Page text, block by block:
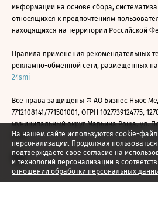
На нашем сайте используются cookie-
персонализации. Продолжая
подтверждаете свое согласие на
и технологий персонализации в
отношении обработки персональных
информации на основе сбора,
относящихся к предпочтениям
находящихся на территории Российской
Правила применения рекомендательных
рекламно-обменной сети, размещенных
24smi
Все права защищены © АО Бизнес Ньюс
7712108141/771501001, ОГРН 1027739124775,
муниципальный округ Марьина Роща, ул.
2026